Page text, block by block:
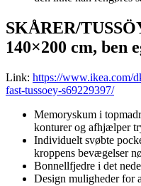
SKÅRER/
140×200 cm, ben
Link: https://www.ikea.com/
fast-tussoey-s69229397/
Memoryskum i
konturer og afhjælper
Individuelt svøbte
kroppens bevægelser
Bonnellfjedre i det
Design muligheder for